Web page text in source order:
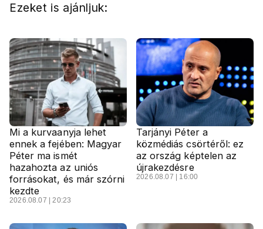
Ezeket is ajánljuk:
Mi a kurvaanyja lehet
ennek a fejében: Magyar
Péter ma ismét
hazahozta az uniós
forrásokat, és már szórni
kezdte
2026.08.07 | 20:23
Tarjányi Péter a
közmédiás csörtéről: ez
az ország képtelen az
újrakezdésre
2026.08.07 | 16:00